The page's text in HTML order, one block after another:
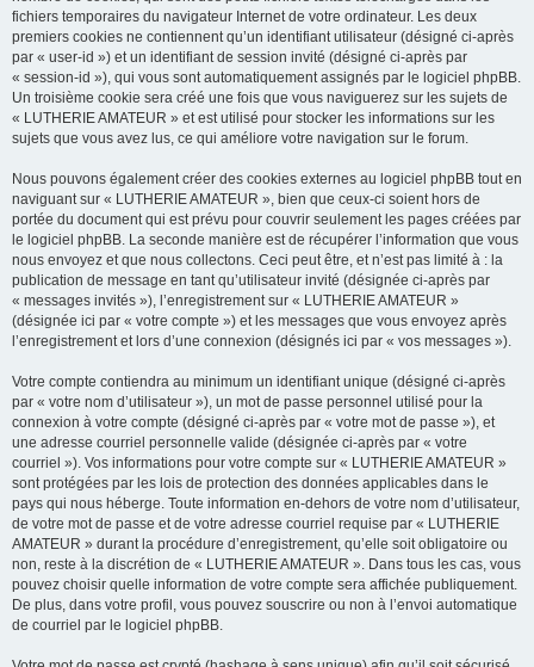
fichiers temporaires du navigateur Internet de votre ordinateur. Les deux
premiers cookies ne contiennent qu’un identifiant utilisateur (désigné ci-après
par « user-id ») et un identifiant de session invité (désigné ci-après par
« session-id »), qui vous sont automatiquement assignés par le logiciel phpBB.
Un troisième cookie sera créé une fois que vous naviguerez sur les sujets de
« LUTHERIE AMATEUR » et est utilisé pour stocker les informations sur les
sujets que vous avez lus, ce qui améliore votre navigation sur le forum.
Nous pouvons également créer des cookies externes au logiciel phpBB tout en
naviguant sur « LUTHERIE AMATEUR », bien que ceux-ci soient hors de
portée du document qui est prévu pour couvrir seulement les pages créées par
le logiciel phpBB. La seconde manière est de récupérer l’information que vous
nous envoyez et que nous collectons. Ceci peut être, et n’est pas limité à : la
publication de message en tant qu’utilisateur invité (désignée ci-après par
« messages invités »), l’enregistrement sur « LUTHERIE AMATEUR »
(désignée ici par « votre compte ») et les messages que vous envoyez après
l’enregistrement et lors d’une connexion (désignés ici par « vos messages »).
Votre compte contiendra au minimum un identifiant unique (désigné ci-après
par « votre nom d’utilisateur »), un mot de passe personnel utilisé pour la
connexion à votre compte (désigné ci-après par « votre mot de passe »), et
une adresse courriel personnelle valide (désignée ci-après par « votre
courriel »). Vos informations pour votre compte sur « LUTHERIE AMATEUR »
sont protégées par les lois de protection des données applicables dans le
pays qui nous héberge. Toute information en-dehors de votre nom d’utilisateur,
de votre mot de passe et de votre adresse courriel requise par « LUTHERIE
AMATEUR » durant la procédure d’enregistrement, qu’elle soit obligatoire ou
non, reste à la discrétion de « LUTHERIE AMATEUR ». Dans tous les cas, vous
pouvez choisir quelle information de votre compte sera affichée publiquement.
De plus, dans votre profil, vous pouvez souscrire ou non à l’envoi automatique
de courriel par le logiciel phpBB.